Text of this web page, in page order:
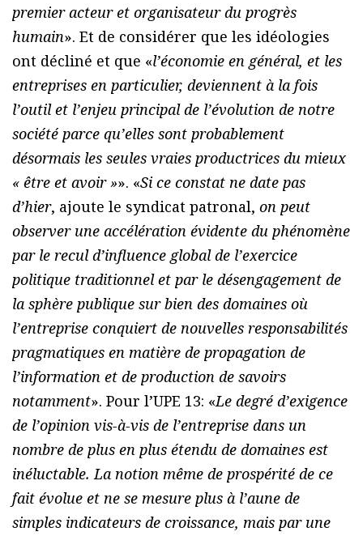
premier acteur et organisateur du progrès
humain». Et de considérer que les idéologies
ont décliné et que «l’économie en général, et les
entreprises en particulier, deviennent à la fois
l’outil et l’enjeu principal de l’évolution de notre
société parce qu’elles sont probablement
désormais les seules vraies productrices du mieux
« être et avoir »». «Si ce constat ne date pas
d’hier, ajoute le syndicat patronal, on peut
observer une accélération évidente du phénomène
par le recul d’influence global de l’exercice
politique traditionnel et par le désengagement de
la sphère publique sur bien des domaines où
l’entreprise conquiert de nouvelles responsabilités
pragmatiques en matière de propagation de
l’information et de production de savoirs
notamment». Pour l’UPE 13: «Le degré d’exigence
de l’opinion vis-à-vis de l’entreprise dans un
nombre de plus en plus étendu de domaines est
inéluctable. La notion même de prospérité de ce
fait évolue et ne se mesure plus à l’aune de
simples indicateurs de croissance, mais par une